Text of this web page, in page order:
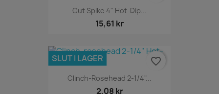
Cut Spike 4" Hot-Dip...
15,61 kr
Clinch-Rosehead 2-1/4"...
2,08 kr
SLUT I LAGER favorite_border